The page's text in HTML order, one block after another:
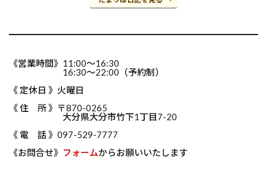
《営業時間》11:00～16:30
16:30～22:00（予約制）
《 定休日 》火曜日
《 住 所 》〒870-0265
大分県大分市竹下1丁目7-20
《 電 話 》097-529-7777
《お問合せ》 フォームからお願いいたします